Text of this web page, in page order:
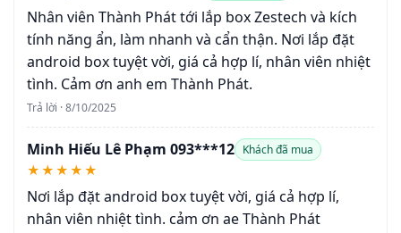
Nhân viên Thành Phát tới lắp box Zestech và kích
tính năng ẩn, làm nhanh và cẩn thận. Nơi lắp đặt
android box tuyệt vời, giá cả hợp lí, nhân viên nhiệt
tình. Cảm ơn anh em Thành Phát.
Trả lời · 8/10/2025
Minh Hiếu Lê Phạm 093***12 Khách đã mua
★★★★★
Nơi lắp đặt android box tuyệt vời, giá cả hợp lí,
nhân viên nhiệt tình. cảm ơn ae Thành Phát